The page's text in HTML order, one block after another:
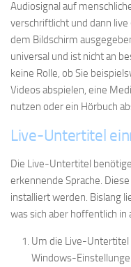
Audiosignal auf
verschriftlicht und dann
dem Bildschirm
universal und ist nicht an
keine Rolle, ob Sie
Videos abspielen, eine
nutzen oder ein Hörbuch
Live-Untertitel
Die Live-Untertitel
erkennende Sprache.
installiert werden. Bislang
was sich aber hoffentlich in
Um die Live-Untertitel
Windows-